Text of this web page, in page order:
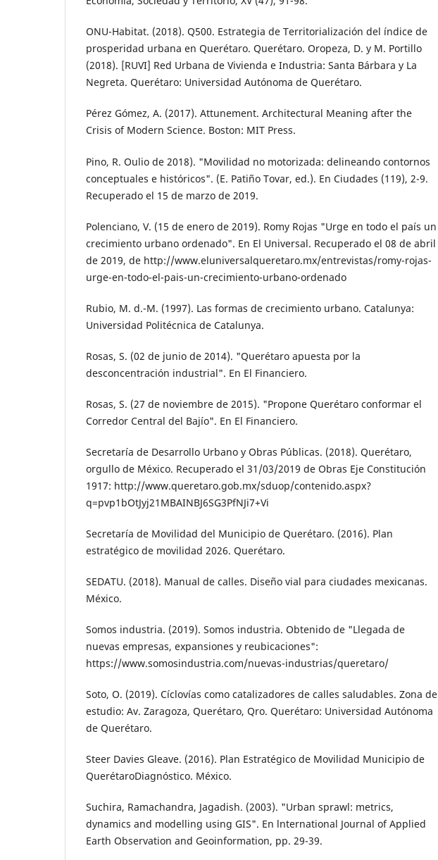
ONU-Habitat. (2018). Q500. Estrategia de Te­rritorialización del índice de
prosperidad urbana en Querétaro. Querétaro. Oropeza, D. y M. Portillo
(2018). [RUVI] Red Urbana de Vivienda e Industria: Santa Bárbara y La
Negreta. Querétaro: Univer­sidad Autónoma de Querétaro.
Pérez Gómez, A. (2017). Attunement. Architec­tural Meaning after the
Crisis of Modern Science. Boston: MIT Press.
Pino, R. Oulio de 2018). "Movilidad no motorizada: delineando contornos
conceptuales e históricos". (E. Patiño Tovar, ed.). En Ciu­dades (119), 2-9.
Recuperado el 15 de mar­zo de 2019.
Polenciano, V. (15 de enero de 2019). Romy Rojas "Urge en todo el país un
crecimiento urbano ordenado". En El Universal. Recu­perado el 08 de abril
de 2019, de http://www.eluniversalqueretaro.mx/entrevistas/romy-rojas-
urge-en-todo-el-pais-un-creci­miento-urbano-ordenado
Rubio, M. d.-M. (1997). Las formas de creci­miento urbano. Catalunya:
Universidad Po­litécnica de Catalunya.
Rosas, S. (02 de junio de 2014). "Querétaro apuesta por la
desconcentración indus­trial". En El Financiero.
Rosas, S. (27 de noviembre de 2015). "Propone Querétaro conformar el
Corredor Central del Bajío". En El Financiero.
Secretaría de Desarrollo Urbano y Obras Públi­cas. (2018). Querétaro,
orgullo de México. Recuperado el 31/03/2019 de Obras Eje Constitución
1917: http://www.queretaro.gob.mx/sduop/contenido.aspx?
q=pvp1bOtJyj21MBAINBJ6SG3PfNJi7+Vi
Secretaría de Movilidad del Municipio de Que­rétaro. (2016). Plan
estratégico de movili­dad 2026. Querétaro.
SEDATU. (2018). Manual de calles. Diseño vial para ciudades mexicanas.
México.
Somos industria. (2019). Somos industria. Obtenido de "Llegada de
nuevas empre­sas, expansiones y reubicaciones":
https://www.somosindustria.com/nuevas-indus­trias/queretaro/
Soto, O. (2019). Cíclovías como catalizadores de calles saludables. Zona de
estudio: Av. Zaragoza, Querétaro, Qro. Querétaro: Uni­versidad Autónoma
de Querétaro.
Steer Davies Gleave. (2016). Plan Estratégico de Movilidad Municipio de
Querétaro­Diagnóstico. México.
Suchira, Ramachandra, Jagadish. (2003). "Ur­ban sprawl: metrics,
dynamics and model­ling using GIS". En lnternational Journal of Applied
Earth Observation and Geoinfor­mation, pp. 29-39.